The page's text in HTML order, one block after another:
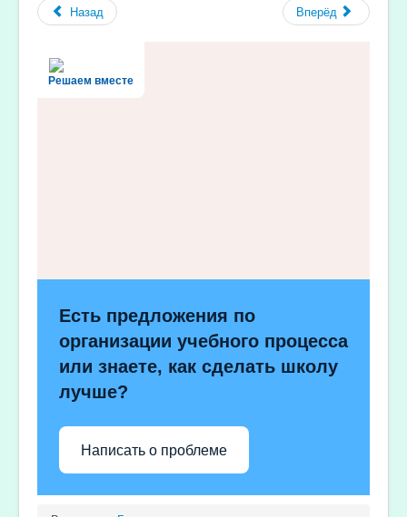
Назад Вперёд
Решаем вместе
Есть предложения по
организации учебного процесса
или знаете, как сделать школу
лучше?
Написать о проблеме